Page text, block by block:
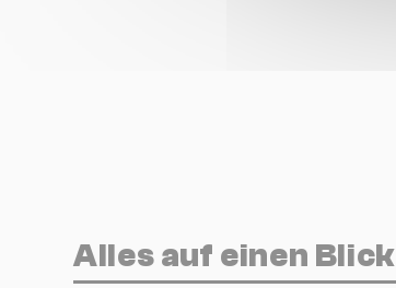
Alles auf einen Blick